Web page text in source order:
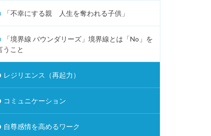
「不幸にする親 人生を奪われる子供」
「境界線 バウンダリーズ」境界線とは「No」を
うこと
レジリエンス（再起力）
コミュニケーション
自尊感情を高めるワーク